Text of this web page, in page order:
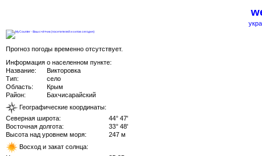
Прогноз погоды временно отсутствует.
Информация о населенном пункте:
Название:
Викторовка
Тип:
село
Область:
Крым
Район:
Бахчисарайский
Географические координаты:
Северная широта:
44° 47'
Восточная долгота:
33° 48'
Высота над уровнем моря:
247 м
Восход и закат солнца: